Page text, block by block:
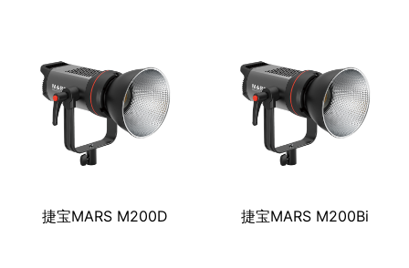
捷宝MARS M200D 捷宝MARS M200Bi